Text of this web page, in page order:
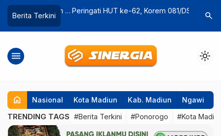
Berita Terkini
Peringati HUT ke-62, Korem 081/DSJ
Masuk
Data
search
menu light_mode
home Nasional Kota Madiun Kab. Madiun Ngawi
TRENDING TAGS #Berita Terkini #Ponorogo #Kota